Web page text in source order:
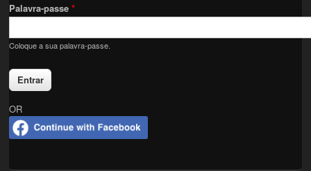
Palavra-passe*
Coloque a sua palavra-passe.
OR